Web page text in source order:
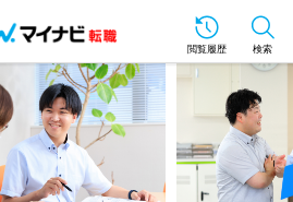
閲覧履歴 検索